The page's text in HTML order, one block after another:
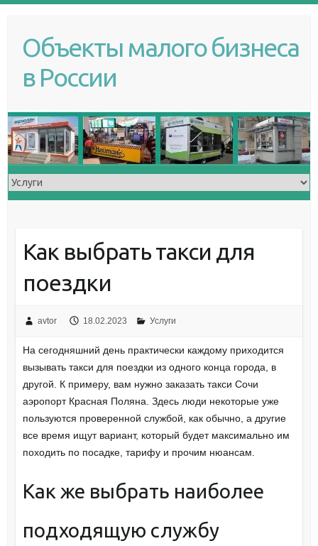
Объекты малого бизнеса
в России
Как выбрать такси для
поездки
avtor 18.02.2023 Услуги
На сегодняшний день практически каждому приходится
вызывать такси для поездки из одного конца города, в
другой. К примеру, вам нужно заказать такси Сочи
аэропорт Красная Поляна. Здесь люди некоторые уже
пользуются проверенной службой, как обычно, а другие
все время ищут вариант, который будет максимально им
походить по посадке, тарифу и прочим нюансам.
Как же выбрать наиболее
подходящую службу